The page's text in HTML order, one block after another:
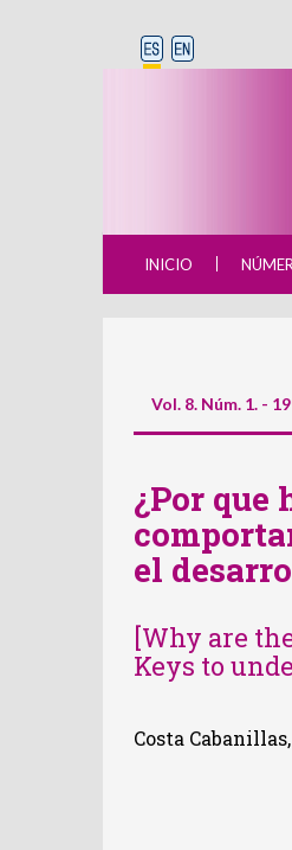
INICIO
Vol. 8. Núm. 1. -
¿Por que
el
[Why are
Keys to
Costa